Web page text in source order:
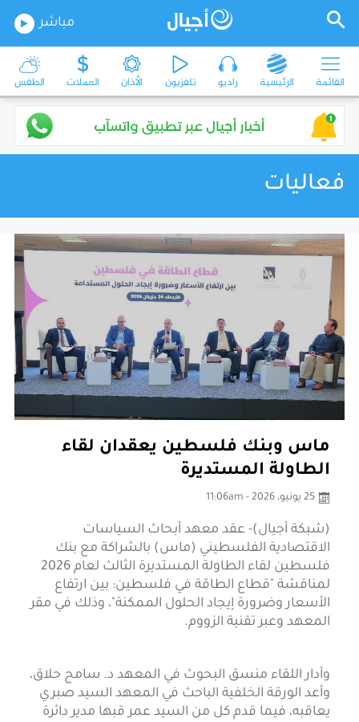
مباشر
القائمة الرئيسية راديو تلفزيون الأذان العملات الطقس
فعاليات
ماس وبنك فلسطين يعقدان لقاء
الطاولة المستديرة
25 يونيو، 2026 - 11:06am
(شبكة أجيال)- عقد معهد أبحاث السياسات
الاقتصادية الفلسطيني (ماس) بالشراكة مع بنك
فلسطين لقاء الطاولة المستديرة الثالث لعام 2026
لمناقشة "قطاع الطاقة في فلسطين: بين ارتفاع
الأسعار وضرورة إيجاد الحلول الممكنة"، وذلك في مقر
المعهد وعبر تقنية الزووم.
وأدار اللقاء منسق البحوث في المعهد د. سامح حلاق،
وأعد الورقة الخلفية الباحث في المعهد السيد صبري
يعاقبه، فيما قدم كل من السيد عمر قبها مدير دائرة